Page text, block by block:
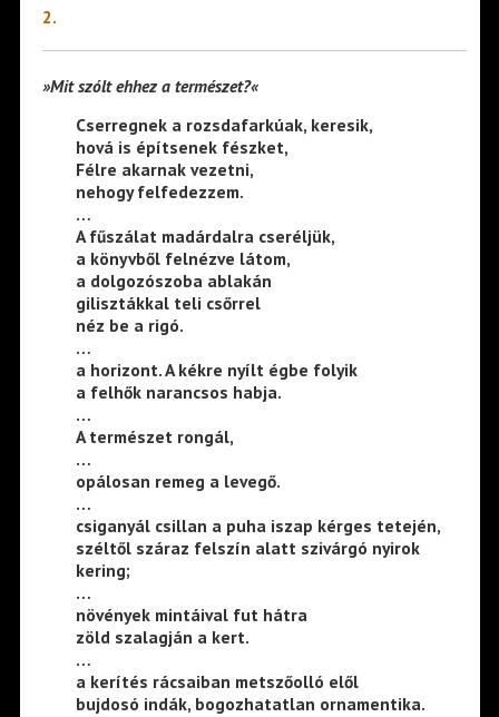
2.
»Mit szólt ehhez a természet?«
Cserregnek a rozsdafarkúak, keresik,
hová is építsenek fészket,
Félre akarnak vezetni,
nehogy felfedezzem.
…
A fűszálat madárdalra cseréljük,
a könyvből felnézve látom,
a dolgozószoba ablakán
gilisztákkal teli csőrrel
néz be a rigó.
…
a horizont. A kékre nyílt égbe folyik
a felhők narancsos habja.
…
A természet rongál,
…
opálosan remeg a levegő.
…
csiganyál csillan a puha iszap kérges tetején,
széltől száraz felszín alatt szivárgó nyirok
kering;
…
növények mintáival fut hátra
zöld szalagján a kert.
…
a kerítés rácsaiban metszőolló elől
bujdosó indák, bogozhatatlan ornamentika.